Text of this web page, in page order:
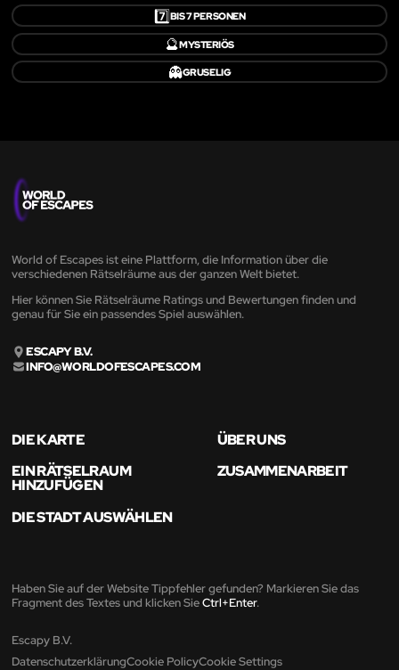
7️⃣BIS 7 PERSONEN
🔮MYSTERIÖS
👻GRUSELIG
World of Escapes ist eine Plattform, die Information über die
verschiedenen Rätselräume aus der ganzen Welt bietet.
Hier können Sie Rätselräume Ratings und Bewertungen finden und
genau für Sie ein passendes Spiel auswählen.
ESCAPY B.V.
INFO@WORLDOFESCAPES.COM
DIE KARTE
ÜBER UNS
EIN RÄTSELRAUM
HINZUFÜGEN
ZUSAMMENARBEIT
DIE STADT AUSWÄHLEN
Haben Sie auf der Website Tippfehler gefunden? Markieren Sie das
Fragment des Textes und klicken SieCtrl+Enter.
Escapy B.V.
DatenschutzerklärungCookie PolicyCookie Settings